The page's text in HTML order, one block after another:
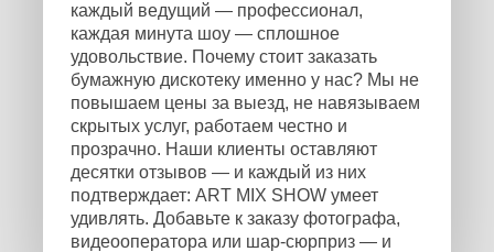
каждый ведущий — профессионал,
каждая минута шоу — сплошное
удовольствие. Почему стоит заказать
бумажную дискотеку именно у нас? Мы не
повышаем цены за выезд, не навязываем
скрытых услуг, работаем честно и
прозрачно. Наши клиенты оставляют
десятки отзывов — и каждый из них
подтверждает: ART MIX SHOW умеет
удивлять. Добавьте к заказу фотографа,
видеооператора или шар-сюрприз — и